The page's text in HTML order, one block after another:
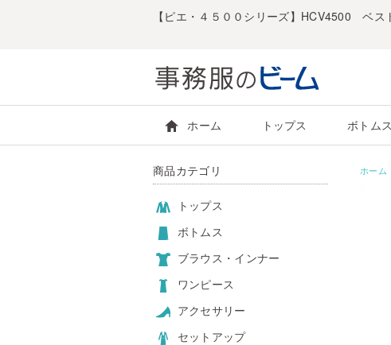
【ピエ・４５００シリーズ】HCV4500 ベス
ホーム トップス ボトムス
ホーム
商品カテゴリ
トップス
ボトムス
ブラウス・インナー
ワンピース
アクセサリー
セットアップ